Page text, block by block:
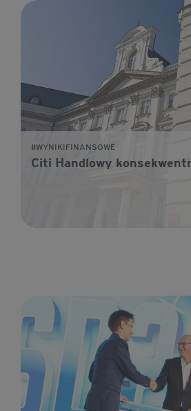
#WYNIKIFINANSOWE
Citi Handlowy